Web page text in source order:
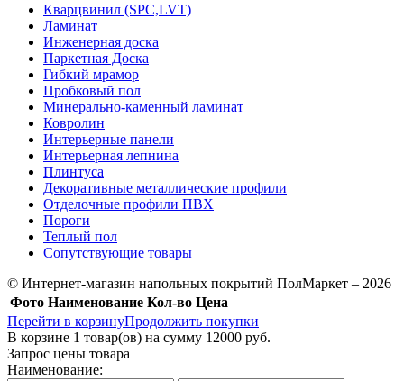
Кварцвинил (SPC,LVT)
Ламинат
Инженерная доска
Паркетная Доска
Гибкий мрамор
Пробковый пол
Минерально-каменный ламинат
Ковролин
Интерьерные панели
Интерьерная лепнина
Плинтуса
Декоративные металлические профили
Отделочные профили ПВХ
Пороги
Теплый пол
Сопутствующие товары
© Интернет-магазин напольных покрытий ПолМаркет – 2026
Фото Наименование Кол-во Цена
Перейти в корзинуПродолжить покупки
В корзине 1 товар(ов) на сумму 12000 руб.
Запрос цены товара
Наименование: